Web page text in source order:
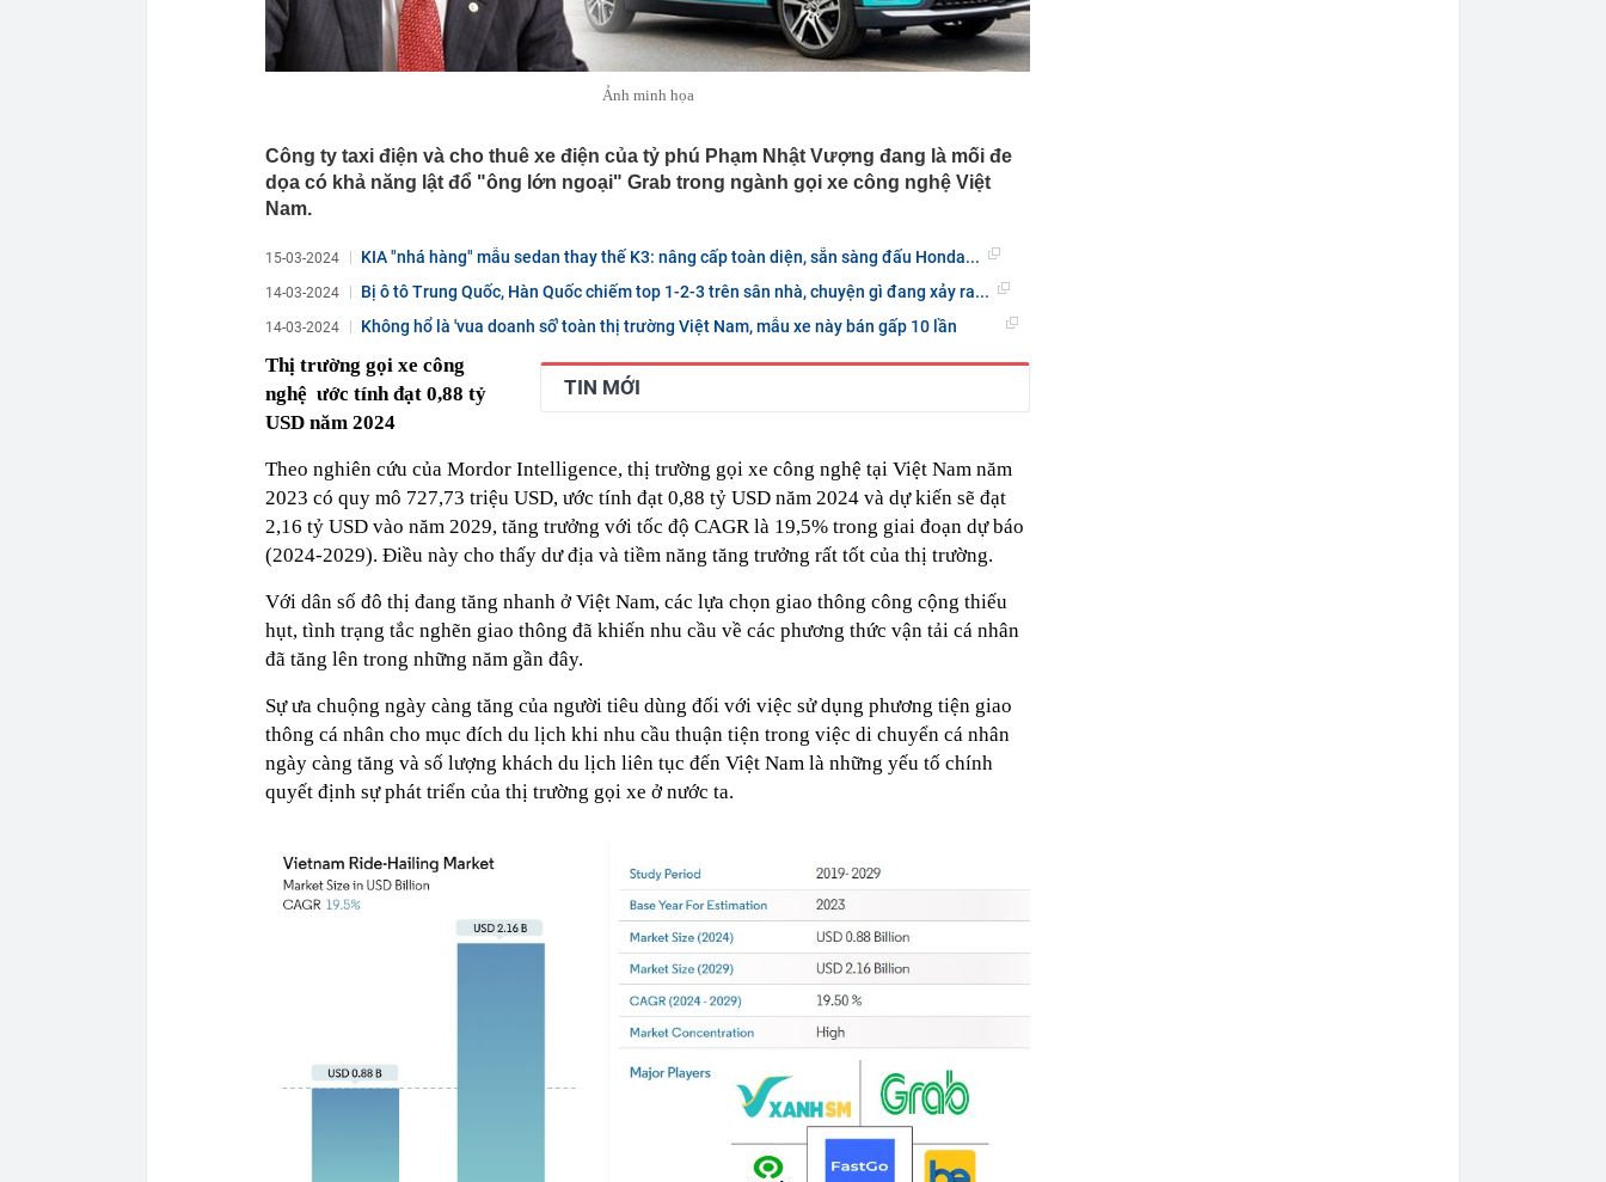
Ảnh minh họa
Công ty taxi điện và cho thuê xe điện của tỷ phú Phạm Nhật Vượng đang là mối đe
dọa có khả năng lật đổ "ông lớn ngoại" Grab trong ngành gọi xe công nghệ Việt
Nam.
15-03-2024 KIA "nhá hàng" mẫu sedan thay thế K3: nâng cấp toàn diện, sẵn sàng đấu Honda...
14-03-2024 Bị ô tô Trung Quốc, Hàn Quốc chiếm top 1-2-3 trên sân nhà, chuyện gì đang xảy ra...
14-03-2024
Không hổ là 'vua doanh số' toàn thị trường Việt Nam, mẫu xe này bán gấp 10 lần
TIN MỚI
Thị trường gọi xe công
nghệ ước tính đạt 0,88 tỷ
USD năm 2024
Theo nghiên cứu của Mordor Intelligence, thị trường gọi xe công nghệ tại Việt Nam năm
2023 có quy mô 727,73 triệu USD, ước tính đạt 0,88 tỷ USD năm 2024 và dự kiến sẽ đạt
2,16 tỷ USD vào năm 2029, tăng trưởng với tốc độ CAGR là 19,5% trong giai đoạn dự báo
(2024-2029). Điều này cho thấy dư địa và tiềm năng tăng trưởng rất tốt của thị trường.
Với dân số đô thị đang tăng nhanh ở Việt Nam, các lựa chọn giao thông công cộng thiếu
hụt, tình trạng tắc nghẽn giao thông đã khiến nhu cầu về các phương thức vận tải cá nhân
đã tăng lên trong những năm gần đây.
Sự ưa chuộng ngày càng tăng của người tiêu dùng đối với việc sử dụng phương tiện giao
thông cá nhân cho mục đích du lịch khi nhu cầu thuận tiện trong việc di chuyển cá nhân
ngày càng tăng và số lượng khách du lịch liên tục đến Việt Nam là những yếu tố chính
quyết định sự phát triển của thị trường gọi xe ở nước ta.